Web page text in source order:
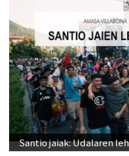
Santio jaiak: Udalaren